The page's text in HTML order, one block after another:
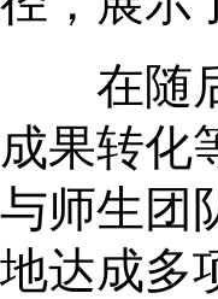
在随后
成果转化
与师生团
地达成多